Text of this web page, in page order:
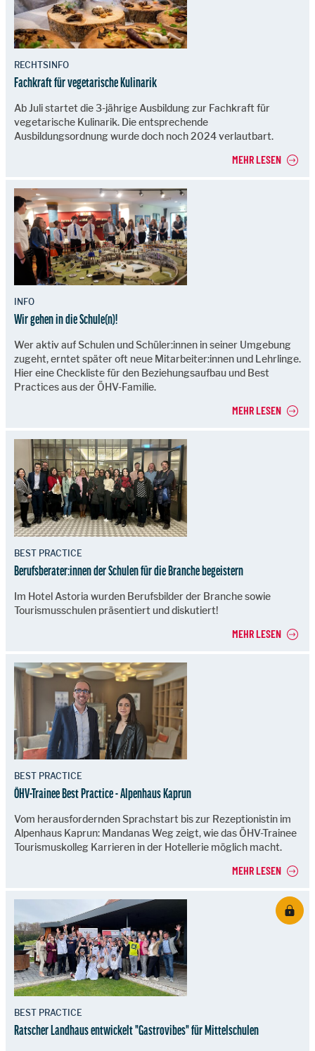
RECHTSINFO
Fachkraft für vegetarische Kulinarik
Ab Juli startet die 3-jährige Ausbildung zur Fachkraft für
vegetarische Kulinarik. Die entsprechende
Ausbildungsordnung wurde doch noch 2024 verlautbart.
MEHR LESEN
INFO
Wir gehen in die Schule(n)!
Wer aktiv auf Schulen und Schüler:innen in seiner Umgebung
zugeht, erntet später oft neue Mitarbeiter:innen und Lehrlinge.
Hier eine Checkliste für den Beziehungsaufbau und Best
Practices aus der ÖHV-Familie.
MEHR LESEN
BEST PRACTICE
Berufsberater:innen der Schulen für die Branche begeistern
Im Hotel Astoria wurden Berufsbilder der Branche sowie
Tourismusschulen präsentiert und diskutiert!
MEHR LESEN
BEST PRACTICE
ÖHV-Trainee Best Practice - Alpenhaus Kaprun
Vom herausfordernden Sprachstart bis zur Rezeptionistin im
Alpenhaus Kaprun: Mandanas Weg zeigt, wie das ÖHV-Trainee
Tourismuskolleg Karrieren in der Hotellerie möglich macht.
MEHR LESEN
BEST PRACTICE
Ratscher Landhaus entwickelt "Gastrovibes" für Mittelschulen